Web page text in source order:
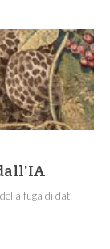
fuga di dati